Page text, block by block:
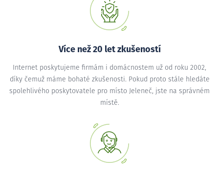
Více než 20 let zkušeností
Internet poskytujeme firmám i domácnostem už od roku 2002,
díky čemuž máme bohaté zkušenosti. Pokud proto stále hledáte
spolehlivého poskytovatele pro místo Jeleneč, jste na správném
místě.